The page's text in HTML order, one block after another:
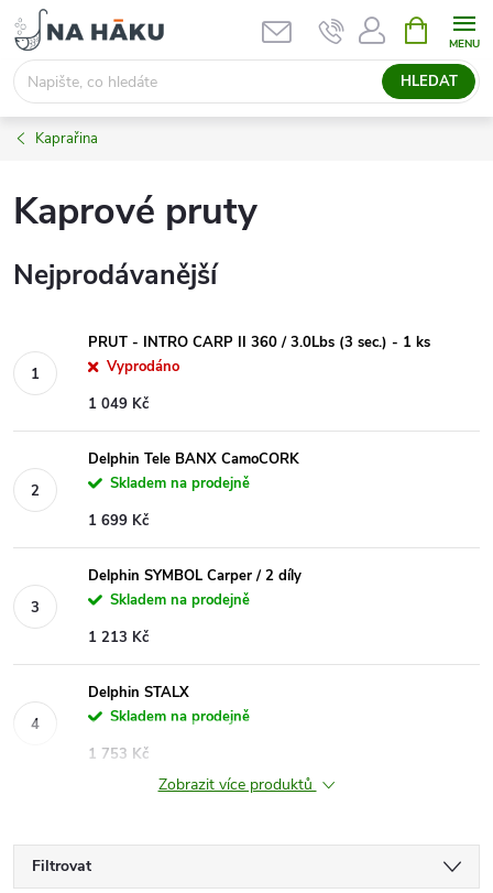
Přejít
na
obsah
HLEDAT
NÁKUPNÍ
KOŠÍK
Kaprařina
Kaprové pruty
Nejprodávanější
PRUT - INTRO CARP II 360 / 3.0Lbs (3 sec.) - 1 ks
Vyprodáno
1 049 Kč
Delphin Tele BANX CamoCORK
Skladem na prodejně
1 699 Kč
Delphin SYMBOL Carper / 2 díly
Skladem na prodejně
1 213 Kč
Delphin STALX
Skladem na prodejně
1 753 Kč
Zobrazit více produktů
Filtrovat